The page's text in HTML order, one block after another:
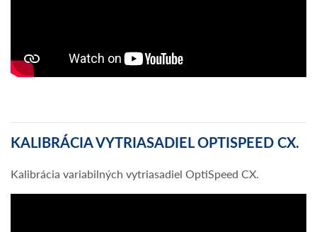
KALIBRÁCIA VYTRIASADIEL OPTISPEED CX.
Kalibrácia variabilných vytriasadiel OptiSpeed CX.